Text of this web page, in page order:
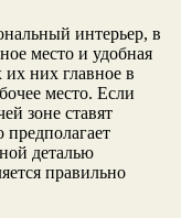
интерьер, в
место и удобная
них главное в
место. Если
зоне ставят
предполагает
деталью
правильно